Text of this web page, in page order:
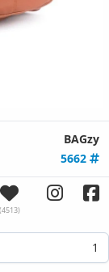
BAGzy
(4513)